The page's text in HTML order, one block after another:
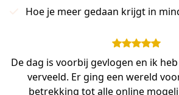
Hoe je meer gedaan krijgt in
De dag is voorbij gevlogen en ik
verveeld. Er ging een wereld
betrekking tot alle online